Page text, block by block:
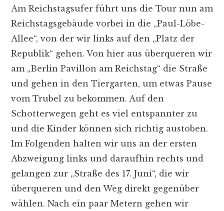
Am Reichstagsufer führt uns die Tour nun am
Reichstagsgebäude vorbei in die „Paul-Löbe-
Allee“, von der wir links auf den „Platz der
Republik“ gehen. Von hier aus überqueren wir
am „Berlin Pavillon am Reichstag“ die Straße
und gehen in den Tiergarten, um etwas Pause
vom Trubel zu bekommen. Auf den
Schotterwegen geht es viel entspannter zu
und die Kinder können sich richtig austoben.
Im Folgenden halten wir uns an der ersten
Abzweigung links und daraufhin rechts und
gelangen zur „Straße des 17. Juni“, die wir
überqueren und den Weg direkt gegenüber
wählen. Nach ein paar Metern gehen wir